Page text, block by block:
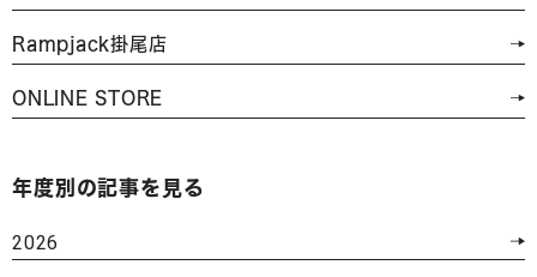
Rampjack掛尾店
ONLINE STORE
年度別の記事を見る
2026